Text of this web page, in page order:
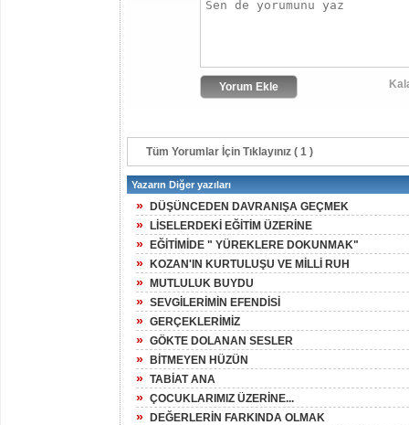
Tüm Yorumlar İçin Tıklayınız ( 1 )
Yazarın Diğer yazıları
» DÜŞÜNCEDEN DAVRANIŞA GEÇMEK
» LİSELERDEKİ EĞİTİM ÜZERİNE
» EĞİTİMİDE " YÜREKLERE DOKUNMAK"
» KOZAN'IN KURTULUŞU VE MİLLİ RUH
» MUTLULUK BUYDU
» SEVGİLERİMİN EFENDİSİ
» GERÇEKLERİMİZ
» GÖKTE DOLANAN SESLER
» BİTMEYEN HÜZÜN
» TABİAT ANA
» ÇOCUKLARIMIZ ÜZERİNE...
» DEĞERLERİN FARKINDA OLMAK